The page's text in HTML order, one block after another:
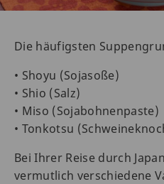
Die häufigsten
• Shoyu (Sojasoße)
• Shio (Salz)
• Miso (Sojabohnenpaste)
• Tonkotsu
Bei Ihrer Reise durch
vermutlich verschiedene